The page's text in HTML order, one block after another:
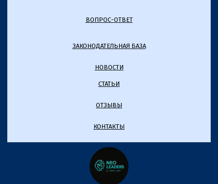
ВОПРОС-ОТВЕТ
ЗАКОНОДАТЕЛЬНАЯ БАЗА
НОВОСТИ
СТАТЬИ
ОТЗЫВЫ
КОНТАКТЫ